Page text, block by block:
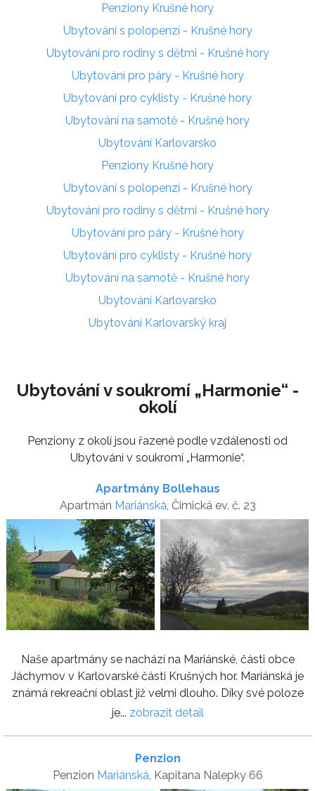
Penziony Krušné hory
Ubytování s polopenzí - Krušné hory
Ubytování pro rodiny s dětmi - Krušné hory
Ubytování pro páry - Krušné hory
Ubytování pro cyklisty - Krušné hory
Ubytování na samotě - Krušné hory
Ubytování Karlovarsko
Penziony Krušné hory
Ubytování s polopenzí - Krušné hory
Ubytování pro rodiny s dětmi - Krušné hory
Ubytování pro páry - Krušné hory
Ubytování pro cyklisty - Krušné hory
Ubytování na samotě - Krušné hory
Ubytování Karlovarsko
Ubytování Karlovarský kraj
Ubytování v soukromí „Harmonie“ -
okolí
Penziony z okolí jsou řazené podle vzdálenosti od
Ubytování v soukromí „Harmonie“.
Apartmány Bollehaus
Apartmán Mariánská , Čimická ev. č. 23
Naše apartmány se nachází na Mariánské, části obce
Jáchymov v Karlovarské části Krušných hor. Mariánská je
známá rekreační oblast již velmi dlouho. Díky své poloze
je... zobrazit detail
Penzion
Penzion Mariánská , Kapitana Nalepky 66